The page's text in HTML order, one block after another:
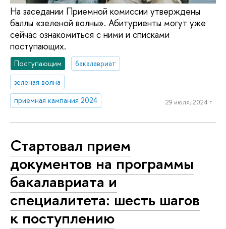
На заседании Приемной комиссии утверждены
баллы «зеленой волны». Абитуриенты могут уже
сейчас ознакомиться с ними и списками
поступающих.
Поступающим
бакалавриат
зеленая волна
приемная кампания 2024
29 июля, 2024 г.
Стартовал прием
документов на программы
бакалавриата и
специалитета: шесть шагов
к поступлению